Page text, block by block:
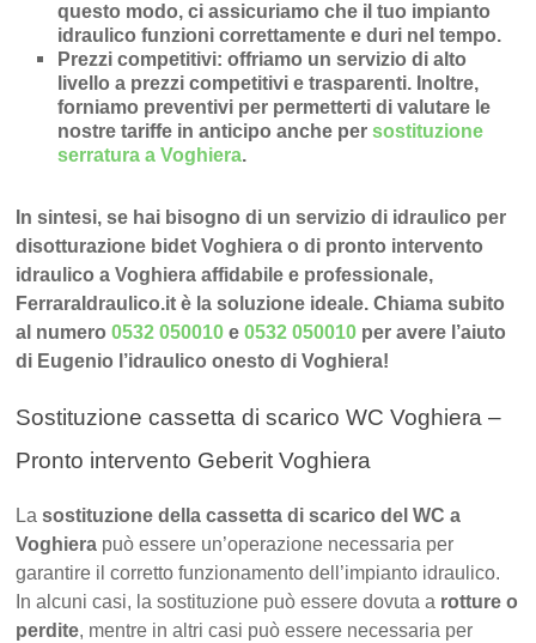
questo modo, ci assicuriamo che il tuo impianto
idraulico funzioni correttamente e duri nel tempo.
Prezzi competitivi: offriamo unservizio di alto
livello a prezzi competitivi e trasparenti. Inoltre,
forniamo preventivi per permetterti di valutare le
nostre tariffe in anticipo anche persostituzione
serratura a Voghiera.
In sintesi, se hai bisogno di un servizio di idraulico per
disotturazione bidet Voghiera o di pronto intervento
idraulico a Voghiera affidabile e professionale,
FerraraIdraulico.it è la soluzione ideale. Chiama subito
al numero0532 050010 e0532 050010 per avere l’aiuto
di Eugenio l’idraulico onesto di Voghiera!
Sostituzione cassetta di scarico WC Voghiera –
Pronto intervento Geberit Voghiera
Lasostituzione della cassetta di scarico del WC a
Voghiera può essere un’operazione necessaria per
garantire il corretto funzionamento dell’impianto idraulico.
In alcuni casi, la sostituzione può essere dovuta a rotture o
perdite, mentre in altri casi può essere necessaria per